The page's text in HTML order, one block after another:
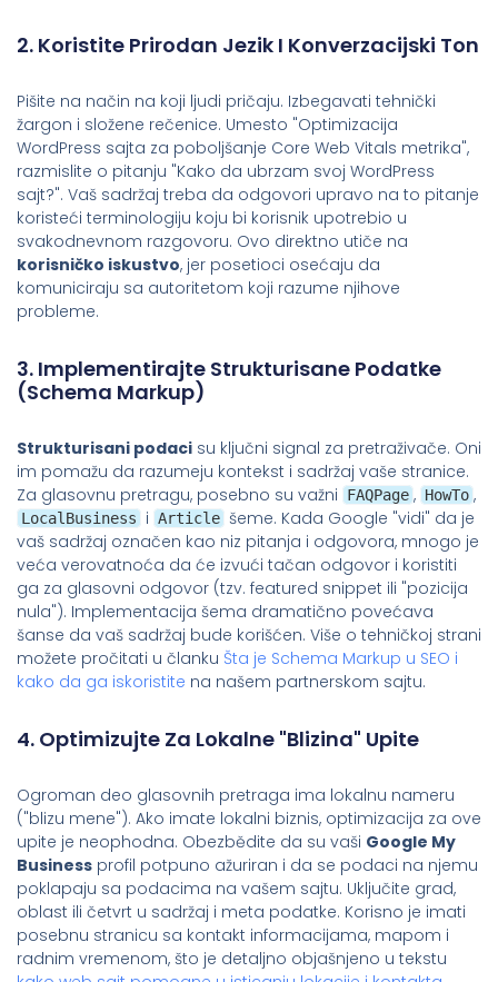
2. Koristite Prirodan Jezik I Konverzacijski Ton
Pišite na način na koji ljudi pričaju. Izbegavati tehnički
žargon i složene rečenice. Umesto "Optimizacija
WordPress sajta za poboljšanje Core Web Vitals metrika",
razmislite o pitanju "Kako da ubrzam svoj WordPress
sajt?". Vaš sadržaj treba da odgovori upravo na to pitanje
koristeći terminologiju koju bi korisnik upotrebio u
svakodnevnom razgovoru. Ovo direktno utiče na
korisničko iskustvo, jer posetioci osećaju da
komuniciraju sa autoritetom koji razume njihove
probleme.
3. Implementirajte Strukturisane Podatke
(Schema Markup)
Strukturisani podaci su ključni signal za pretraživače. Oni
im pomažu da razumeju kontekst i sadržaj vaše stranice.
Za glasovnu pretragu, posebno su važni
FAQPage , HowTo ,
LocalBusiness i Article šeme. Kada Google "vidi" da je
vaš sadržaj označen kao niz pitanja i odgovora, mnogo je
veća verovatnoća da će izvući tačan odgovor i koristiti
ga za glasovni odgovor (tzv. featured snippet ili "pozicija
nula"). Implementacija šema dramatično povećava
šanse da vaš sadržaj bude korišćen. Više o tehničkoj strani
možete pročitati u članku Šta je Schema Markup u SEO i
kako da ga iskoristite na našem partnerskom sajtu.
4. Optimizujte Za Lokalne "blizina" Upite
Ogroman deo glasovnih pretraga ima lokalnu nameru
("blizu mene"). Ako imate lokalni biznis, optimizacija za ove
upite je neophodna. Obezbědite da su vaši Google My
Business profil potpuno ažuriran i da se podaci na njemu
poklapaju sa podacima na vašem sajtu. Uključite grad,
oblast ili četvrt u sadržaj i meta podatke. Korisno je imati
posebnu stranicu sa kontakt informacijama, mapom i
radnim vremenom, što je detaljno objašnjeno u tekstu